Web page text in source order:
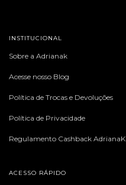
INSTITUCIONAL
Sobre a Adrianak
Acesse nosso Blog
Política de Trocas e Devoluções
Política de Privacidade
Regulamento Cashback AdrianaK
ACESSO RÁPIDO